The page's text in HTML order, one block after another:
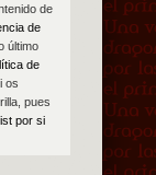
de
de
último
de
os
pues
por si